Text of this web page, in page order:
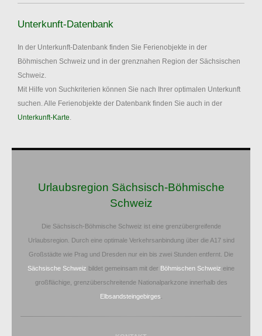
Unterkunft-Datenbank
In der Unterkunft-Datenbank finden Sie Ferienobjekte in der
Böhmischen Schweiz und in der grenznahen Region der Sächsischen
Schweiz.
Mit Hilfe von Suchkriterien können Sie nach Ihrer optimalen Unterkunft
suchen. Alle Ferienobjekte der Datenbank finden Sie auch in der
Unterkunft-Karte.
Urlaubsregion Sächsisch-Böhmische
Schweiz
Die Sächsisch-Böhmische Schweiz ist eine grenzübergreifende
Urlaubsregion. Durch eine optimale Verkehrsanbindung über die A17 sind
Großstädte wie Prag und Dresden nur ein bis zwei Stunden entfernt. Die
Sächsische Schweiz bildet gemeinsam mit der Böhmischen Schweiz eine
großflächige, grenzüberschreitende Nationalparkzone innerhalb des
Elbsandsteingebirges